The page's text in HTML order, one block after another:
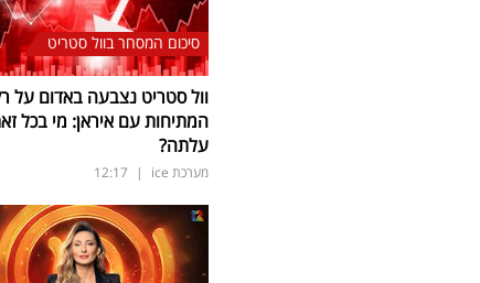
סיכום המסחר בוול סטריט
וול סטריט נצבעה באדום על
המתיחות עם איראן: מי בכל
עלתה?
מערכת ice |
12:17